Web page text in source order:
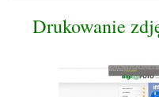
Drukowanie